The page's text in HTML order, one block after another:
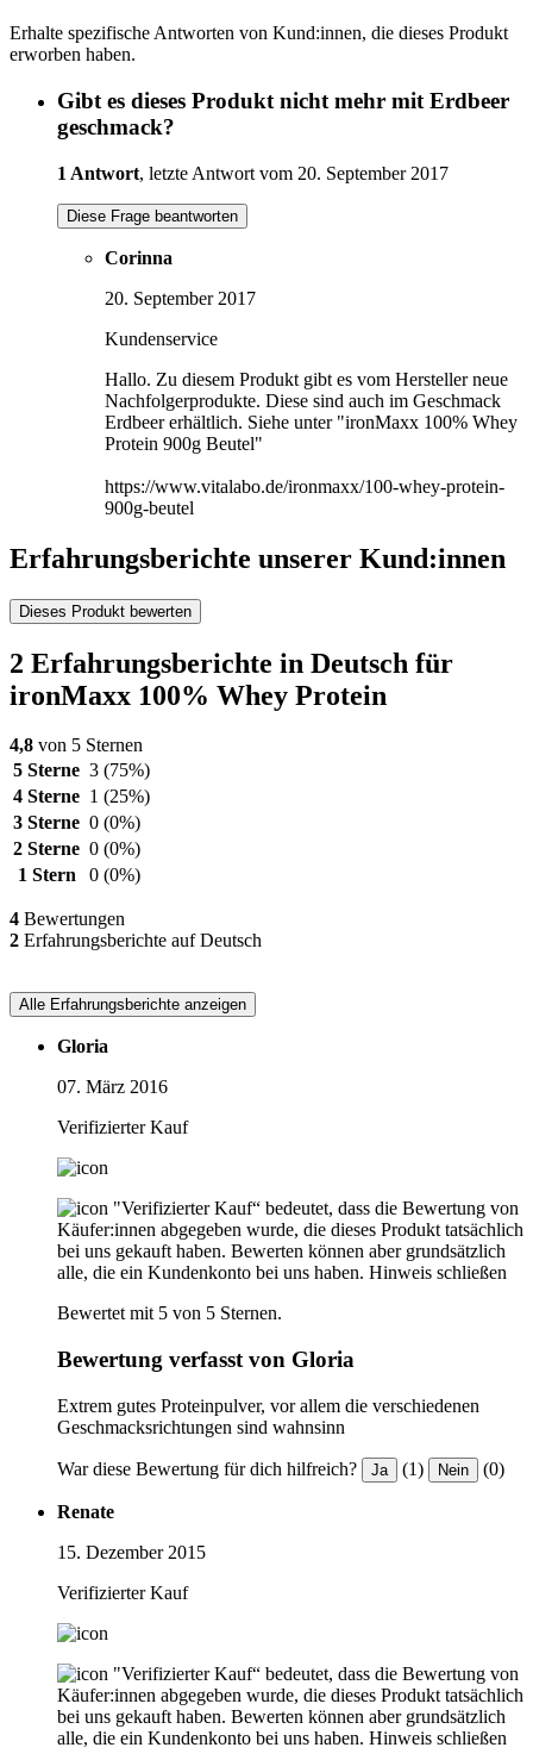
Erhalte spezifische Antworten von Kund:innen, die dieses Produkt
erworben haben.
Gibt es dieses Produkt nicht mehr mit Erdbeer
geschmack?
1 Antwort, letzte Antwort vom 20. September 2017
Diese Frage beantworten
Corinna
20. September 2017
Kundenservice
Hallo. Zu diesem Produkt gibt es vom Hersteller neue
Nachfolgerprodukte. Diese sind auch im Geschmack
Erdbeer erhältlich. Siehe unter "ironMaxx 100% Whey
Protein 900g Beutel"
https://www.vitalabo.de/ironmaxx/100-whey-protein-
900g-beutel
Erfahrungsberichte unserer Kund:innen
Dieses Produkt bewerten
2 Erfahrungsberichte in Deutsch für
ironMaxx 100% Whey Protein
4,8 von 5 Sternen
5 Sterne 3 (75%)
4 Sterne 1 (25%)
3 Sterne 0 (0%)
2 Sterne 0 (0%)
1 Stern
0 (0%)
4 Bewertungen
2 Erfahrungsberichte auf Deutsch
Alle Erfahrungsberichte anzeigen
Gloria
07. März 2016
Verifizierter Kauf
"Verifizierter Kauf“ bedeutet, dass die Bewertung von
Käufer:innen abgegeben wurde, die dieses Produkt tatsächlich
bei uns gekauft haben. Bewerten können aber grundsätzlich
alle, die ein Kundenkonto bei uns haben. Hinweis schließen
Bewertet mit 5 von 5 Sternen.
Bewertung verfasst von Gloria
Extrem gutes Proteinpulver, vor allem die verschiedenen
Geschmacksrichtungen sind wahnsinn
War diese Bewertung für dich hilfreich? Ja (1) Nein (0)
Renate
15. Dezember 2015
Verifizierter Kauf
"Verifizierter Kauf“ bedeutet, dass die Bewertung von
Käufer:innen abgegeben wurde, die dieses Produkt tatsächlich
bei uns gekauft haben. Bewerten können aber grundsätzlich
alle, die ein Kundenkonto bei uns haben. Hinweis schließen